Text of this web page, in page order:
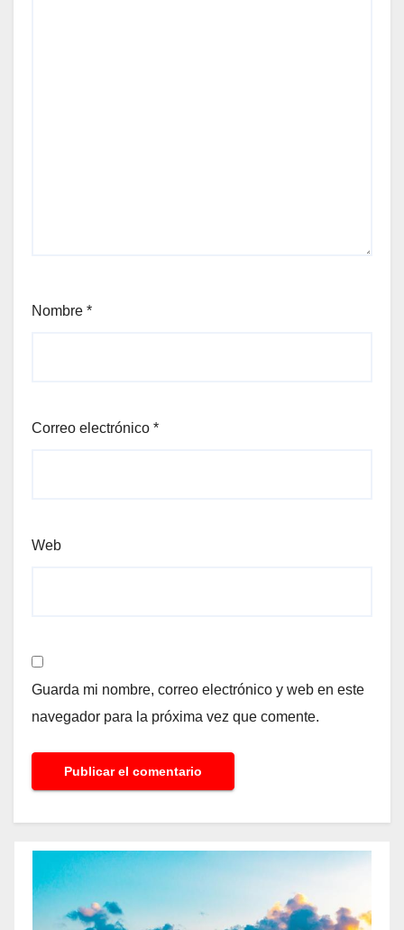
Nombre *
Correo electrónico *
Web
Guarda mi nombre, correo electrónico y web en este
navegador para la próxima vez que comente.